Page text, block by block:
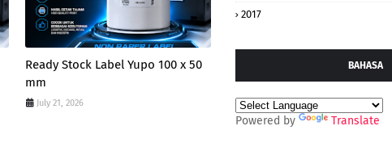
Ready Stock Label Yupo 100 x 50
mm
July 21, 2026
2017
BAHASA
Powered by Translate